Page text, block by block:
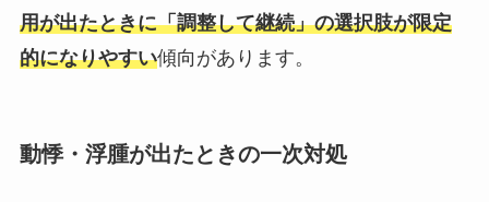
用が出たときに「調整して継続」の選択肢が限定
的になりやすい傾向があります。
動悸・浮腫が出たときの一次対処